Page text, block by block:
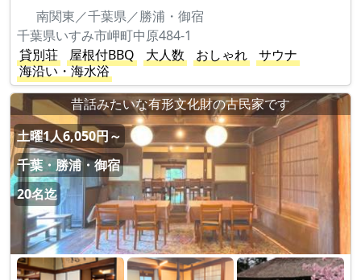
南関東／千葉県／勝浦・御宿
千葉県いすみ市岬町中原484-1
貸別荘
屋根付BBQ 大人数 おしゃれ
サウナ
海沿い・海水浴
昔話みたいな有形文化財の古民家です
土曜1人6,050円～
千葉・勝浦・御宿
20名迄